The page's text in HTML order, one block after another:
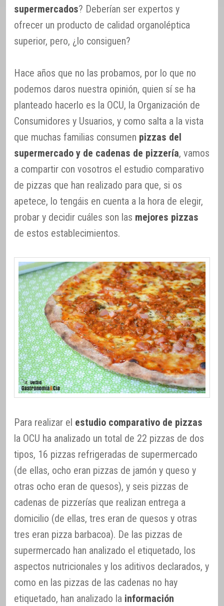
supermercados? Deberían ser expertos y
ofrecer un producto de calidad organoléptica
superior, pero, ¿lo consiguen?
Hace años que no las probamos, por lo que no
podemos daros nuestra opinión, quien sí se ha
planteado hacerlo es la OCU, la Organización de
Consumidores y Usuarios, y como salta a la vista
que muchas familias consumen pizzas del
supermercado y de cadenas de pizzería, vamos
a compartir con vosotros el estudio comparativo
de pizzas que han realizado para que, si os
apetece, lo tengáis en cuenta a la hora de elegir,
probar y decidir cuáles son las mejores pizzas
de estos establecimientos.
Para realizar el estudio comparativo de pizzas
la OCU ha analizado un total de 22 pizzas de dos
tipos, 16 pizzas refrigeradas de supermercado
(de ellas, ocho eran pizzas de jamón y queso y
otras ocho eran de quesos), y seis pizzas de
cadenas de pizzerías que realizan entrega a
domicilio (de ellas, tres eran de quesos y otras
tres eran pizza barbacoa). De las pizzas de
supermercado han analizado el etiquetado, los
aspectos nutricionales y los aditivos declarados, y
como en las pizzas de las cadenas no hay
etiquetado, han analizado la información